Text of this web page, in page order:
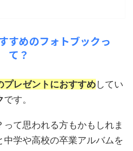
すめのフォトブックっ
て？
プレゼントにおすすめしてい
です。
て思われる方もかもしれま
学や高校の卒業アルバムを